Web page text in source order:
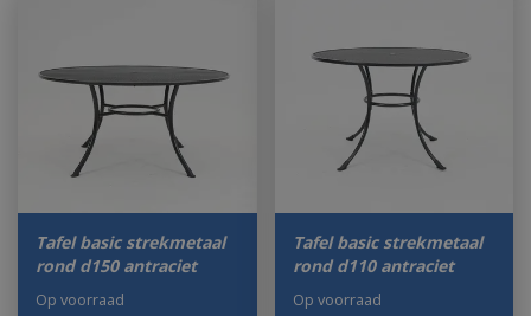
Tafel basic strekmetaal
rond d150 antraciet
Op voorraad
Tafel basic strekmetaal
rond d110 antraciet
Op voorraad